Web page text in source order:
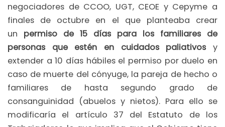
negociadores de CCOO, UGT, CEOE y Cepyme a
finales de octubre en el que planteaba crear
un permiso de 15 días para los familiares de
personas que estén en cuidados paliativos y
extender a 10 días hábiles el permiso por duelo en
caso de muerte del cónyuge, la pareja de hecho o
familiares de hasta segundo grado de
consanguinidad (abuelos y nietos). Para ello se
modificaría el artículo 37 del Estatuto de los